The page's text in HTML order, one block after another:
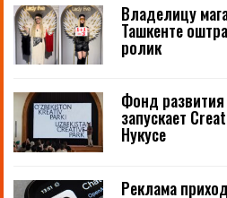
Владелицу
Ташкенте
ролик
Фонд развития
запускает
Нукусе
Реклама